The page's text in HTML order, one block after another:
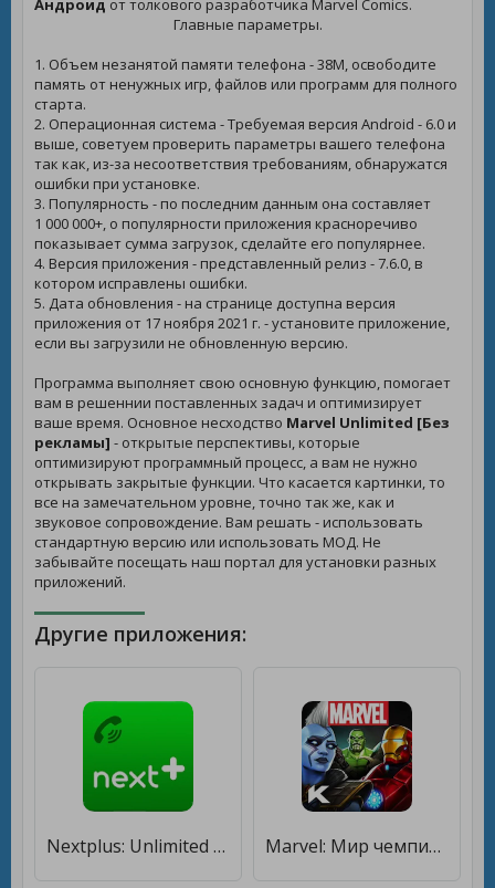
Андроид от толкового разработчика Marvel Comics.
Главные параметры.
1. Объем незанятой памяти телефона - 38M, освободите
память от ненужных игр, файлов или программ для полного
старта.
2. Операционная система - Требуемая версия Android - 6.0 и
выше, советуем проверить параметры вашего телефона
так как, из-за несоответствия требованиям, обнаружатся
ошибки при установке.
3. Популярность - по последним данным она составляет
1 000 000+, о популярности приложения красноречиво
показывает сумма загрузок, сделайте его популярнее.
4. Версия приложения - представленный релиз - 7.6.0, в
котором исправлены ошибки.
5. Дата обновления - на странице доступна версия
приложения от 17 ноября 2021 г. - установите приложение,
если вы загрузили не обновленную версию.
Программа выполняет свою основную функцию, помогает
вам в решеннии поставленных задач и оптимизирует
ваше время. Основное несходство Marvel Unlimited [Без
рекламы] - открытые перспективы, которые
оптимизируют программный процесс, а вам не нужно
открывать закрытые функции. Что касается картинки, то
все на замечательном уровне, точно так же, как и
звуковое сопровождение. Вам решать - использовать
стандартную версию или использовать МОД. Не
забывайте посещать наш портал для установки разных
приложений.
Другие приложения:
Nextplus: Unlimited SMS Text + Calls [Без рекламы] Marvel: Мир чемпионов [Много денег]